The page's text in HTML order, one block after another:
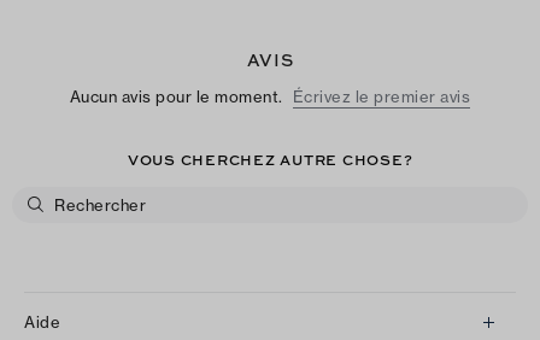
AVIS
Aucun avis pour le moment. Écrivez le premier avis
VOUS CHERCHEZ AUTRE CHOSE?
Aide